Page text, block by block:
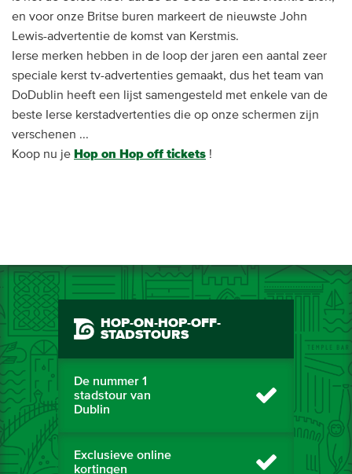
en voor onze Britse buren markeert de nieuwste John
Lewis-advertentie de komst van Kerstmis.
Ierse merken hebben in de loop der jaren een aantal zeer
speciale kerst tv-advertenties gemaakt, dus het team van
DoDublin heeft een lijst samengesteld met enkele van de
beste Ierse kerstadvertenties die op onze schermen zijn
verschenen ...
Koop nu je Hop on Hop off tickets !
HOP-ON-HOP-OFF-
STADSTOURS
De nummer 1
stadstour van
Dublin
Exclusieve online
kortingen